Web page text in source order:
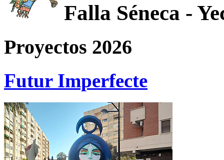
Falla Séneca -
Proyectos 2026
Futur Imperfecte